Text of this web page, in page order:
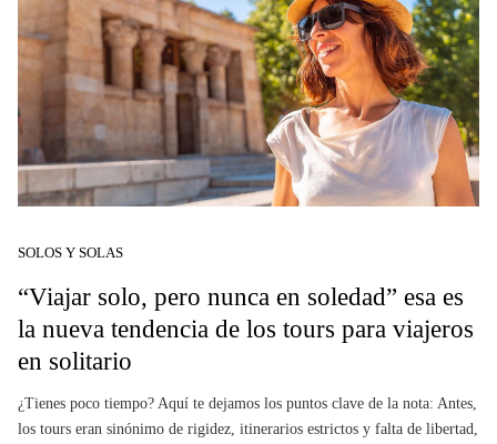
SOLOS Y SOLAS
“Viajar solo, pero nunca en soledad” esa es
la nueva tendencia de los tours para viajeros
en solitario
¿Tienes poco tiempo? Aquí te dejamos los puntos clave de la nota: Antes,
los tours eran sinónimo de rigidez, itinerarios estrictos y falta de libertad,